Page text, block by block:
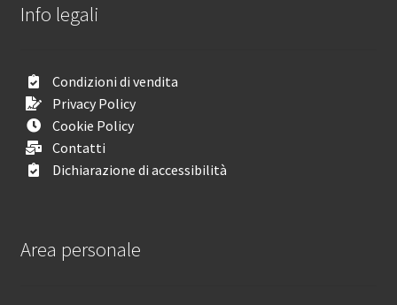
Info legali
Condizioni di vendita
Privacy Policy
Cookie Policy
Contatti
Dichiarazione di accessibilità
Area personale